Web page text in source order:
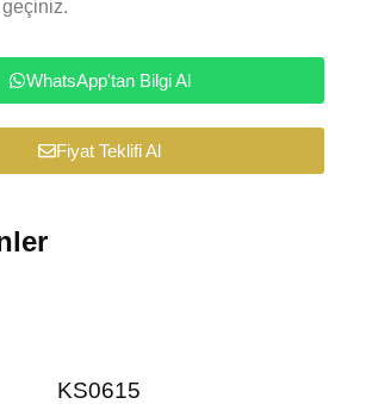
WhatsApp'tan Bilgi Al
Fiyat Teklifi Al
KS0615